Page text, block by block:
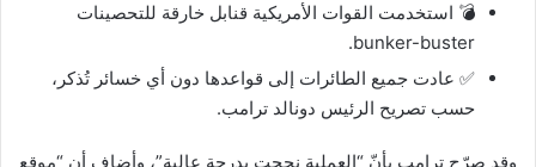
💣 استخدمت القوات الأمريكية قنابل خارقة للتحصينات
bunker-buster.
✅ عادت جميع الطائرات إلى قواعدها دون أي خسائر تُذكر،
حسب تصريح الرئيس دونالد ترامب.
وقد صرّح ترامب بأنّ “العملية نجحت بدرجة عالية”، وأضاف أن “موقع